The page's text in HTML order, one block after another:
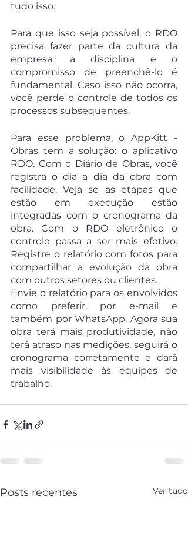
tudo isso.
Para que isso seja possível, o RDO
precisa fazer parte da cultura da
empresa: a disciplina e o
compromisso de preenchê-lo é
fundamental. Caso isso não ocorra,
você perde o controle de todos os
processos subsequentes.
Para esse problema, o AppKitt -
Obras tem a solução: o aplicativo
RDO. Com o Diário de Obras, você
registra o dia a dia da obra com
facilidade. Veja se as etapas que
estão em execução estão
integradas com o cronograma da
obra. Com o RDO eletrônico o
controle passa a ser mais efetivo.
Registre o relatório com fotos para
compartilhar a evolução da obra
com outros setores ou clientes.
Envie o relatório para os envolvidos
como preferir, por e-mail e
também por WhatsApp. Agora sua
obra terá mais produtividade, não
terá atraso nas medições, seguirá o
cronograma corretamente e dará
mais visibilidade às equipes de
trabalho.
Posts recentes Ver tudo